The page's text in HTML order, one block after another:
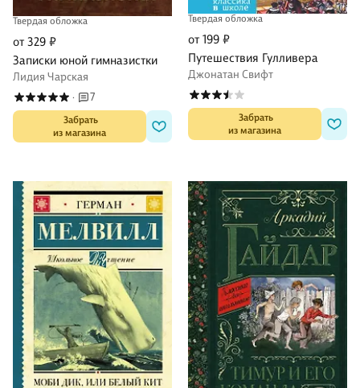
Твердая обложка
от 329 ₽
Записки юной гимназистки
Лидия Чарская
· 7
Забрать
из магазина
Твердая обложка
от 199 ₽
Путешествия Гулливера
Джонатан Свифт
Забрать
из магазина